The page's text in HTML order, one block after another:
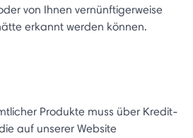
von Ihnen vernünftigerweise
erkannt werden können.
Produkte muss über Kredit-
auf unserer Website